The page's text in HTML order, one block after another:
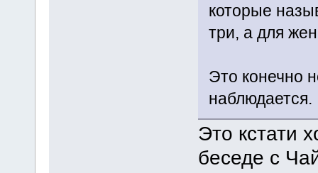
которые
три, а для
Это конечно
наблюдается.
Это кстати
беседе с